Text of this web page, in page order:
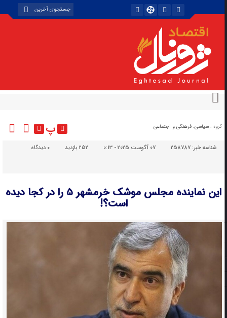
گروه : سیاسی، فرهنگی و اجتماعی پ
شناسه خبر:258787 07 آگوست 2025 - 0:13 252 بازدید دیدگاه
این نماینده مجلس موشک خرمشهر ۵ را در کجا دیده
است؟!